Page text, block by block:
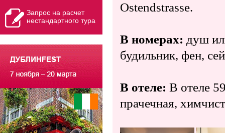
Запрос на расчет
нестандартного тура
Ostendstrasse.
В номерах: душ
будильник, фен,
В отеле: В отеле
прачечная,